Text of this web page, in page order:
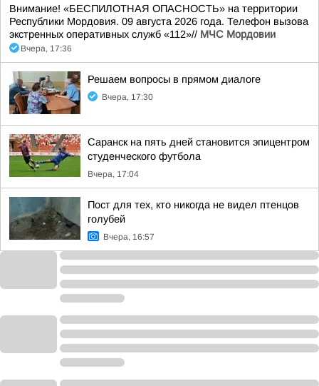
Внимание! «БЕСПИЛОТНАЯ ОПАСНОСТЬ» на территории
Республики Мордовия. 09 августа 2026 года. Телефон вызова
экстренных оперативных служб «112»// МЧС Мордовии
Вчера, 17:36
Решаем вопросы в прямом диалоге
Вчера, 17:30
Саранск на пять дней становится эпицентром
студенческого футбола
Вчера, 17:04
Пост для тех, кто никогда не видел птенцов
голубей
Вчера, 16:57